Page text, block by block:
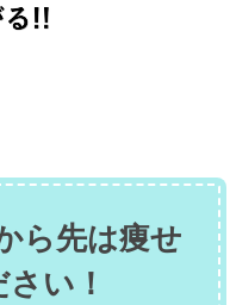
ら先は痩せ
い！